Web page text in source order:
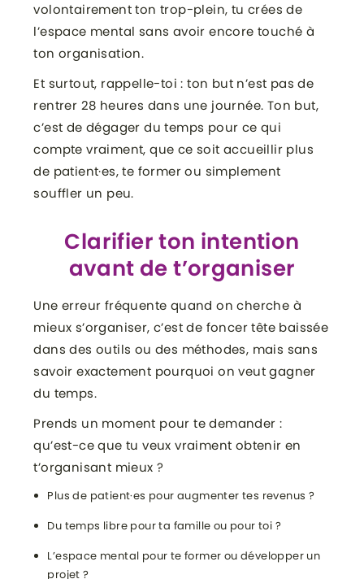
volontairement ton trop-plein, tu crées de
l’espace mental sans avoir encore touché à
ton organisation.
Et surtout, rappelle-toi : ton but n’est pas de
rentrer 28 heures dans une journée. Ton but,
c’est de dégager du temps pour ce qui
compte vraiment, que ce soit accueillir plus
de patient·es, te former ou simplement
souffler un peu.
Clarifier ton intention
avant de t’organiser
Une erreur fréquente quand on cherche à
mieux s’organiser, c’est de foncer tête baissée
dans des outils ou des méthodes, mais sans
savoir exactement pourquoi on veut gagner
du temps.
Prends un moment pour te demander :
qu’est-ce que tu veux vraiment obtenir en
t’organisant mieux ?
Plus de patient·es pour augmenter tes revenus ?
Du temps libre pour ta famille ou pour toi ?
L’espace mental pour te former ou développer un
projet ?